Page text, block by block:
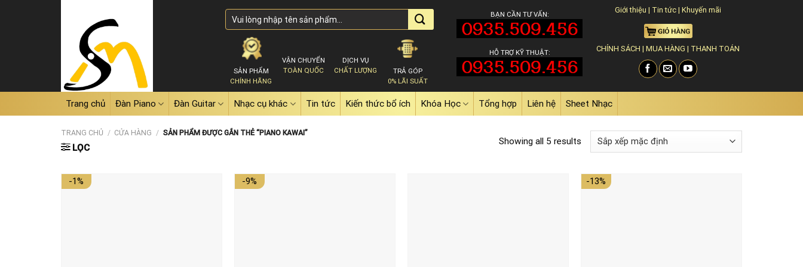
Tìm
kiếm:
SẢN PHẨM
CHÍNH HÃNG
VẬN CHUYỂN
TOÀN QUỐC
DỊCH VỤ
CHẤT LƯỢNG
TRẢ GÓP
0% LÃI SUẤT
BẠN CẦN TƯ VẤN:
HỖ TRỢ KỸ THUẬT:
Giới thiệu | Tin tức |Khuyến mãi
CHÍNH SÁCH |MUA HÀNG | THANH TOÁN
Trang chủ Đàn Piano Đàn Guitar Nhạc cụ khác Tin tức Kiến thức bổ ích Khóa Học Tổng hợp Liên hệ Sheet Nhạc
TRANG CHỦ / CỬA HÀNG / SẢN PHẨM ĐƯỢC GẮN THẺ “PIANO KAWAI”
LỌC
Showing all 5 results
-1% -9% -13%